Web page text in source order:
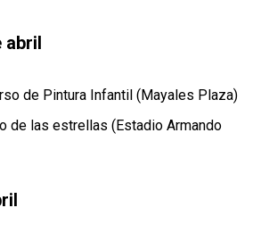
abril
de Pintura Infantil (Mayales Plaza)
de las estrellas (Estadio Armando